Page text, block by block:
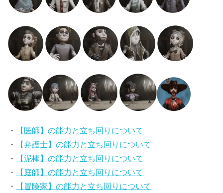
・
【医師】の能力と立ち回りについて
・
【弁護士】の能力と立ち回りについて
・
【泥棒】の能力と立ち回りについて
・
【庭師】の能力と立ち回りについて
・
【冒険家】の能力と立ち回りについて